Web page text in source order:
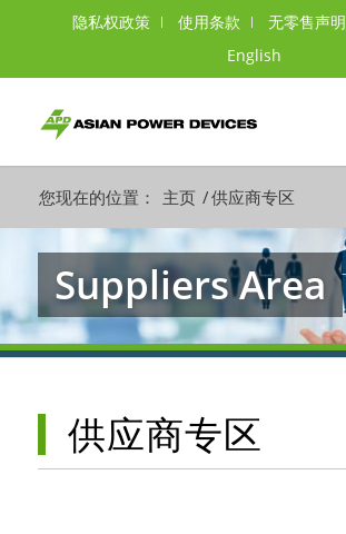
隐私权政策 使用条款 无零售声明
English
您现在的位置： 主页 /供应商专区
Suppliers Area
供应商专区